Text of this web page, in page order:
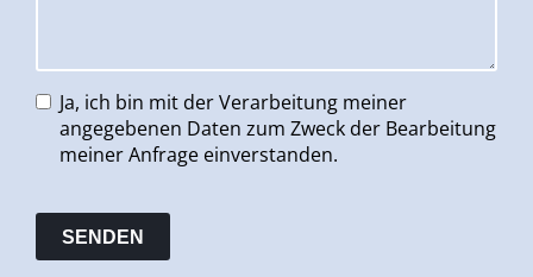
Ja, ich bin mit der Verarbeitung meiner
angegebenen Daten zum Zweck der Bearbeitung
meiner Anfrage einverstanden.